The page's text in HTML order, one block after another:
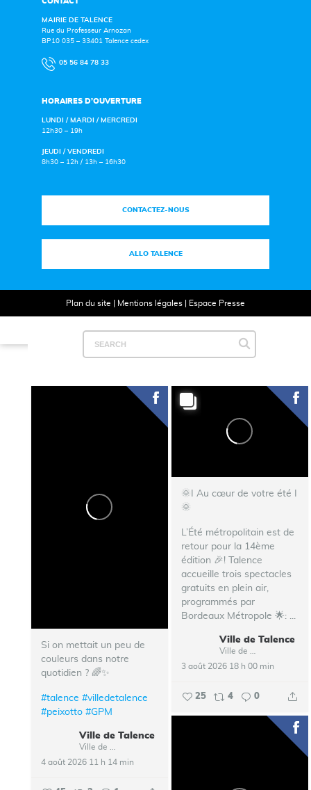
Si on mettait un peu de
couleurs dans notre
quotidien ? 🌈✨
#talence #villedetalence
#peixotto #GPM
Ville de Talence
4 août 2026 11 h 14 min
🌞I Au cœur de votre été I
🌞
L’Été métropolitain est de
retour pour la 14ème
édition 🎉! Talence
accueille trois spectacles
gratuits en plein air,
programmés par
Bordeaux Métropole 🌟:
Ville de Talence
3 août 2026 18 h 00 min
25 4 0
MAIRIE DE TALENCE
Rue du Professeur Arnozan
BP10 035 – 33401 Talence cedex
05 56 84 78 33
HORAIRES D’OUVERTURE
LUNDI / MARDI / MERCREDI
12h30 – 19h
JEUDI / VENDREDI
8h30 – 12h / 13h – 16h30
CONTACTEZ-NOUS
ALLO TALENCE
Plan du site Mentions légales| Espace Presse